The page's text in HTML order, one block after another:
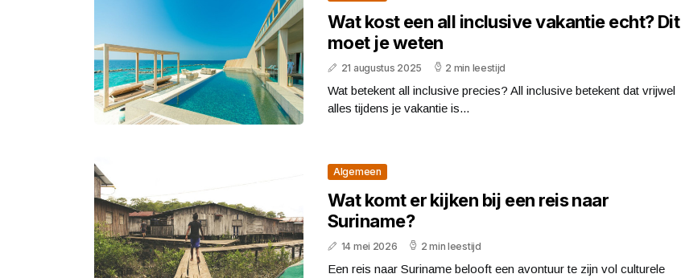
Wat kost een all inclusive vakantie echt? Dit
moet je weten
21 augustus 2025 2 min leestijd
Wat betekent all inclusive precies? All inclusive betekent dat vrijwel
alles tijdens je vakantie is...
Algemeen
Wat komt er kijken bij een reis naar
Suriname?
14 mei 2026 2 min leestijd
Een reis naar Suriname belooft een avontuur te zijn vol culturele